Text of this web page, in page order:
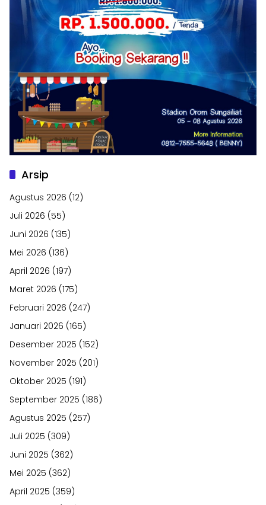
Arsip
Agustus 2026 (12)
Juli 2026 (55)
Juni 2026 (135)
Mei 2026 (136)
April 2026 (197)
Maret 2026 (175)
Februari 2026 (247)
Januari 2026 (165)
Desember 2025 (152)
November 2025 (201)
Oktober 2025 (191)
September 2025 (186)
Agustus 2025 (257)
Juli 2025 (309)
Juni 2025 (362)
Mei 2025 (362)
April 2025 (359)